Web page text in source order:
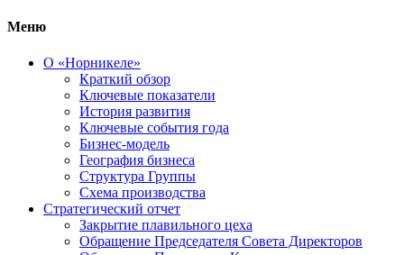
Меню
О «Норникеле»
Краткий обзор
Ключевые показатели
История развития
Ключевые события года
Бизнес-модель
География бизнеса
Структура Группы
Схема производства
Стратегический отчет
Закрытие плавильного цеха
Обращение Председателя Совета Директоров